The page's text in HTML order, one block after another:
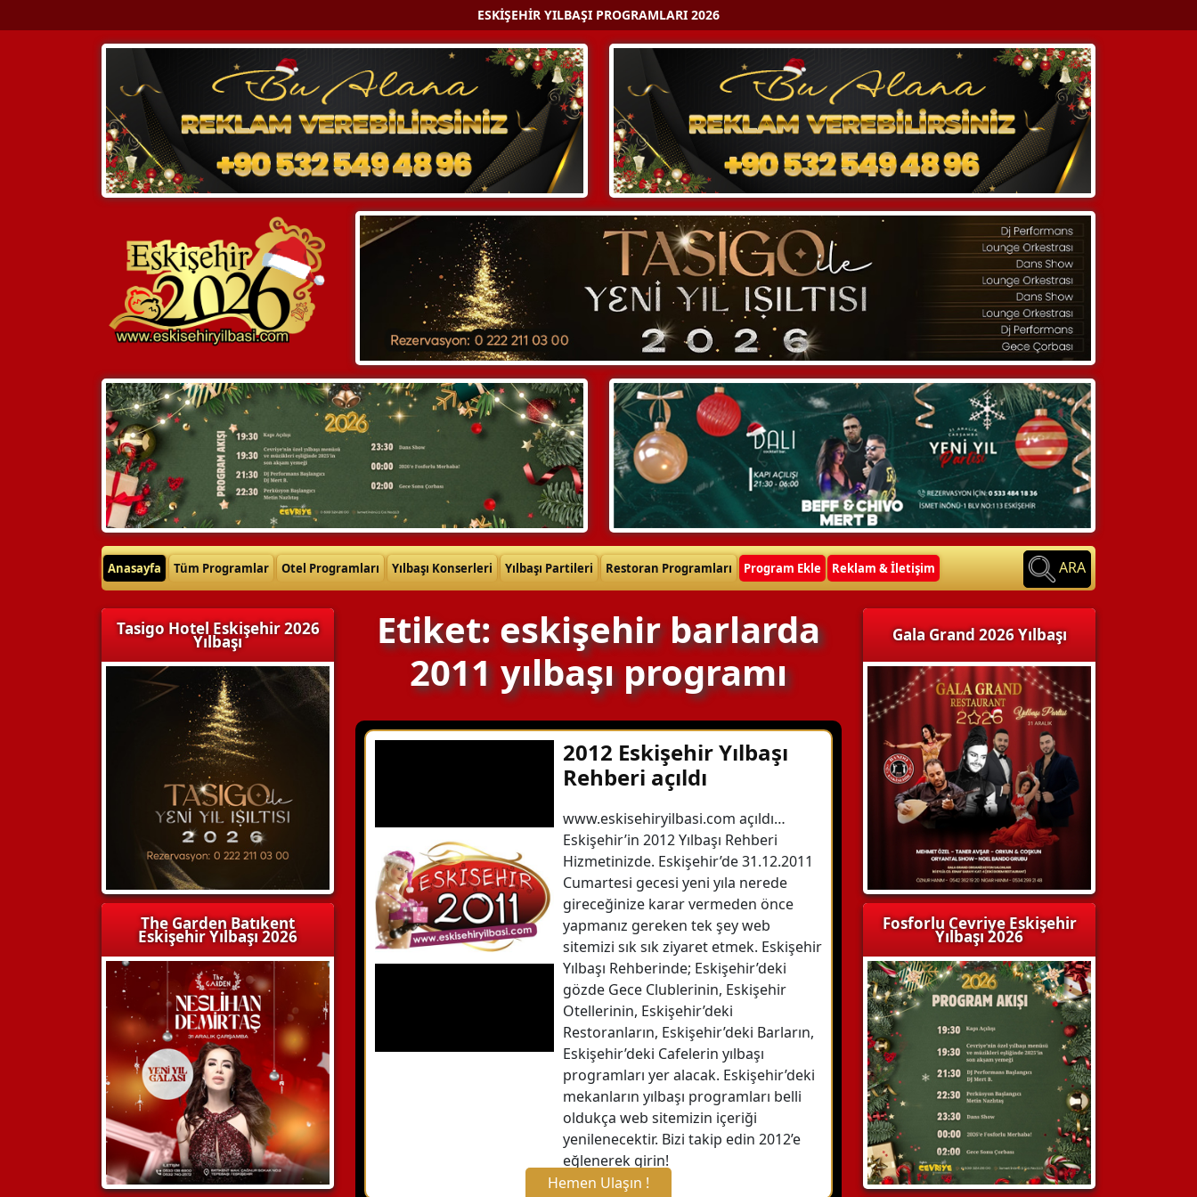
ESKIŞEHIR YILBAŞI PROGRAMLARI 2026
Anasayfa Tüm Programlar Otel Programları Yılbaşı Konserleri Yılbaşı Partileri Restoran Programları Program Ekle Reklam & İletişim ARA
Tasigo Hotel Eskişehir 2026
Yılbaşı
The Garden Batıkent
Eskişehir Yılbaşı 2026
Etiket: eskişehir barlarda
2011 yılbaşı programı
2012 Eskişehir Yılbaşı
Rehberi açıldı
www.eskisehiryilbasi.com açıldı…
Eskişehir’in 2012 Yılbaşı Rehberi
Hizmetinizde. Eskişehir’de 31.12.2011
Cumartesi gecesi yeni yıla nerede
gireceğinize karar vermeden önce
yapmanız gereken tek şey web
sitemizi sık sık ziyaret etmek. Eskişehir
Yılbaşı Rehberinde; Eskişehir’deki
gözde Gece Clublerinin, Eskişehir
Otellerinin, Eskişehir’deki
Restoranların, Eskişehir’deki Barların,
Eskişehir’deki Cafelerin yılbaşı
programları yer alacak. Eskişehir’deki
mekanların yılbaşı programları belli
oldukça web sitemizin içeriği
yenilenecektir. Bizi takip edin 2012’e
eğlenerek girin!
Hemen Ulaşın !
Gala Grand 2026 Yılbaşı
Fosforlu Cevriye Eskişehir
Yılbaşı 2026